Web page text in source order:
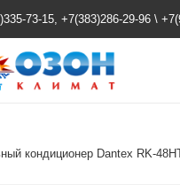
73-15, +7(383)286-29-96 \
кондиционер Dantex RK-